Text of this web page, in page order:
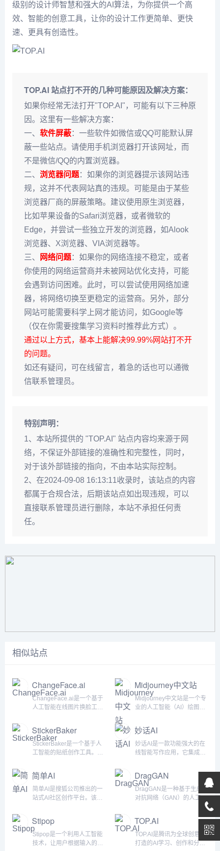
级别的设计师智慧和强大的AI算法，为你提供一个高
效、智能的创意工具，让你的设计工作更简单、更快
速、更具有创造性。
TOP.AI 站点打不开的几种可能原因及解决方案：
如果你经常无法打开"TOP.AI"，可能有以下三种原
因。这里有一些解决方案：
一、 软件屏蔽：一些软件如微信或QQ可能默认屏
蔽一些站点。请使用手机浏览器打开该网址，而
不是微信/QQ的内置浏览器。
二、 浏览器问题：如果你的浏览器提示该网站违
规，这并不代表网站真的违规。可能是由于某些
浏览器厂商的屏蔽策略。建议使用原生浏览器，
比如苹果设备的Safari浏览器，或者微软的
Edge，并尝试一些独立开发的浏览器，如Alook
浏览器、X浏览器、VIA浏览器等。
三、
网络问题：如果你的网络连接不稳定，或者
你使用的网络运营商并未被网站优化支持，可能
会遇到访问困难。此时，可以尝试使用网络加速
器，将网络切换至更稳定的运营商。另外，部分
网站可能需要科学上网才能访问，如Google等
（仅在你需要搜集学习资料时推荐此方式）。
通过以上方式，基本上能解决99.99%网站打不开
的问题。
如还有疑问，可在线留言，着急的话也可以通微
信联系管理员。
特别声明：
1、本站所提供的 "TOP.AI" 站点内容均来源于网
络，不保证外部链接的准确性和完整性，同时，
对于该外部链接的指向，不由本站实际控制。
2、在2024-09-08 16:13:11收录时，该站点的内容
都属于合规合法，后期该站点如出现违规，可以
直接联系管理员进行删除，本站不承担任何责
任。
相似站点
ChangeFace.ai
ChangeFace.ai是一个基于
人工智能在线图片换脸工
用户可以上传一张高清的正
面照片，然后选择与各种名
人、历史人物或职业角色的
如果用户想要生成更多的图
片，可以支付7.99美元来生
成超过100张图片。&...
Midjourney中文站
Midjourney中文站是一个专
业的人工智能（AI）绘图网
松创作和极速出图的方式。
基于最新的AI技术，
Midjourney能够快速生成各
种风格的高质量图片，满足
可以通过简单的操作，如输
入一句话或上传一张图片，
来激发AI...
StickerBaker
StickerBaker是一个基于人
工智能的贴纸创作工具。它
示语句来生成独特的贴纸。
这个工具使用了Replicate平
台来生成贴纸，并依托于
Fly.io作为其基础设施，同时
100%开源的项目，这意味
着任何人都可以...
妙话AI
妙话AI是一款功能强大的在
线智能写作应用，它集成了
型，为用户提供了丰富多样
的功能。无论是自动生成绘
画作品、打造语音对话机器
人，还是进行聊天、写作、
语音生成等操作，妙话AI都
AI大模型集合，用户可以在
一个平台上体验市面上所有
的 AI 大模型，以便让用...
简单AI
简单AI是搜狐公司推出的一
站式AI社区创作平台。该平
prompt社区、AI文案、AI头
像、AI素材、AI设计等功
能。用户可以在这个平台上
DragGAN
DragGAN是一种基于生成
对抗网络（GAN）的人工智
能模型，旨在实现照片主体
的形状、神态、位置和大小
的变化。具体来说，
DragGAN可以对图像进行
编辑和转换，使用户能够通
Stipop
Stipop是一个利用人工智能
技术，让用户根据输入的提
TOP.AI
TOP.AI是腾讯为全球创意者
打造的AI学习、创作和分享